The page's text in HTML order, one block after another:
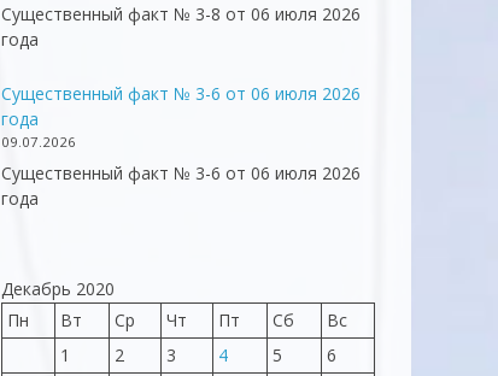
Существенный факт № 3-8 от 06 июля 2026
года
Существенный факт № 3-6 от 06 июля 2026
года
09.07.2026
Существенный факт № 3-6 от 06 июля 2026
года
Декабрь 2020
Пн
Вт Ср Чт Пт Сб
Вс
1
2 3 4 5
6